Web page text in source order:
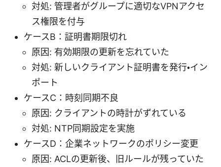
対処: 管理者がグループに適切なVPNアクセ
ス権限を付与
ケースB：証明書期限切れ
原因: 有効期限の更新を忘れていた
対処: 新しいクライアント証明書を発行・イン
ポート
ケースC：時刻同期不良
原因: クライアントの時計がずれている
対処: NTP同期設定を実施
ケースD：企業ネットワークのポリシー変更
原因: ACLの更新後、旧ルールが残っていた